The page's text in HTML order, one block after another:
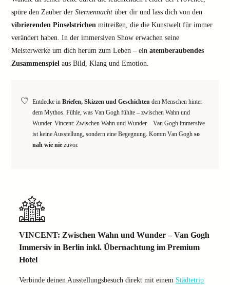
spüre den Zauber der Sternennacht über dir und lass dich von den
vibrierenden Pinselstrichen mitreißen, die die Kunstwelt für immer
verändert haben. In der immersiven Show erwachen seine
Meisterwerke um dich herum zum Leben – ein atemberaubendes
Zusammenspiel aus Bild, Klang und Emotion.
Entdecke in Briefen, Skizzen und Geschichten den Menschen hinter
dem Mythos. Fühle, was Van Gogh fühlte – zwischen Wahn und
Wunder. Vincent: Zwischen Wahn und Wunder – Van Gogh immersive
ist keine Ausstellung, sondern eine Begegnung. Komm Van Gogh so
nah wie nie zuvor.
VINCENT: Zwischen Wahn und Wunder – Van Gogh
Immersiv in Berlin inkl. Übernachtung im Premium
Hotel
Verbinde deinen Ausstellungsbesuch direkt mit einem Städtetrip